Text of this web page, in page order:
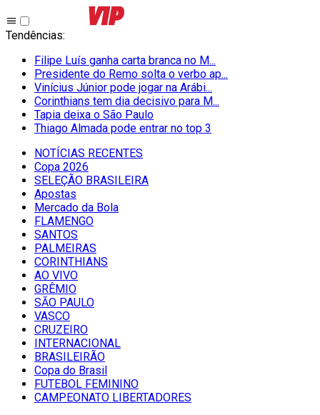
Tendências:
Filipe Luís ganha carta branca no M...
Presidente do Remo solta o verbo ap...
Vinícius Júnior pode jogar na Arábi...
Corinthians tem dia decisivo para M...
Tapia deixa o São Paulo
Thiago Almada pode entrar no top 3
NOTÍCIAS RECENTES
Copa 2026
SELEÇÃO BRASILEIRA
Apostas
Mercado da Bola
FLAMENGO
SANTOS
PALMEIRAS
CORINTHIANS
AO VIVO
GRÊMIO
SĀO PAULO
VASCO
CRUZEIRO
INTERNACIONAL
BRASILEIRÃO
Copa do Brasil
FUTEBOL FEMININO
CAMPEONATO LIBERTADORES